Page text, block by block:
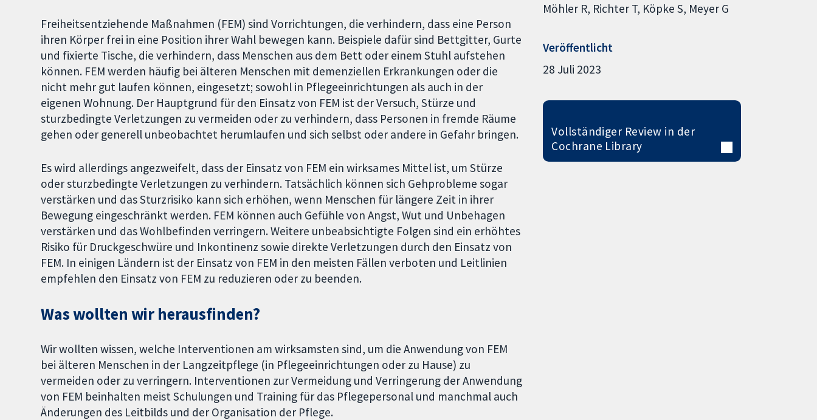
Freiheitsentziehende Maßnahmen (FEM) sind Vorrichtungen, die verhindern, dass eine Person
ihren Körper frei in eine Position ihrer Wahl bewegen kann. Beispiele dafür sind Bettgitter, Gurte
und fixierte Tische, die verhindern, dass Menschen aus dem Bett oder einem Stuhl aufstehen
können. FEM werden häufig bei älteren Menschen mit demenziellen Erkrankungen oder die
nicht mehr gut laufen können, eingesetzt; sowohl in Pflegeeinrichtungen als auch in der
eigenen Wohnung. Der Hauptgrund für den Einsatz von FEM ist der Versuch, Stürze und
sturzbedingte Verletzungen zu vermeiden oder zu verhindern, dass Personen in fremde Räume
gehen oder generell unbeobachtet herumlaufen und sich selbst oder andere in Gefahr bringen.
Es wird allerdings angezweifelt, dass der Einsatz von FEM ein wirksames Mittel ist, um Stürze
oder sturzbedingte Verletzungen zu verhindern. Tatsächlich können sich Gehprobleme sogar
verstärken und das Sturzrisiko kann sich erhöhen, wenn Menschen für längere Zeit in ihrer
Bewegung eingeschränkt werden. FEM können auch Gefühle von Angst, Wut und Unbehagen
verstärken und das Wohlbefinden verringern. Weitere unbeabsichtigte Folgen sind ein erhöhtes
Risiko für Druckgeschwüre und Inkontinenz sowie direkte Verletzungen durch den Einsatz von
FEM. In einigen Ländern ist der Einsatz von FEM in den meisten Fällen verboten und Leitlinien
empfehlen den Einsatz von FEM zu reduzieren oder zu beenden.
Was wollten wir herausfinden?
Wir wollten wissen, welche Interventionen am wirksamsten sind, um die Anwendung von FEM
bei älteren Menschen in der Langzeitpflege (in Pflegeeinrichtungen oder zu Hause) zu
vermeiden oder zu verringern. Interventionen zur Vermeidung und Verringerung der Anwendung
von FEM beinhalten meist Schulungen und Training für das Pflegepersonal und manchmal auch
Änderungen des Leitbilds und der Organisation der Pflege.
Möhler R Richter T Köpke S Meyer G
Veröffentlicht
28 Juli 2023
Vollständiger Review in der
Cochrane Library